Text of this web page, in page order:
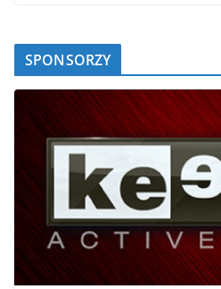
SPONSORZY